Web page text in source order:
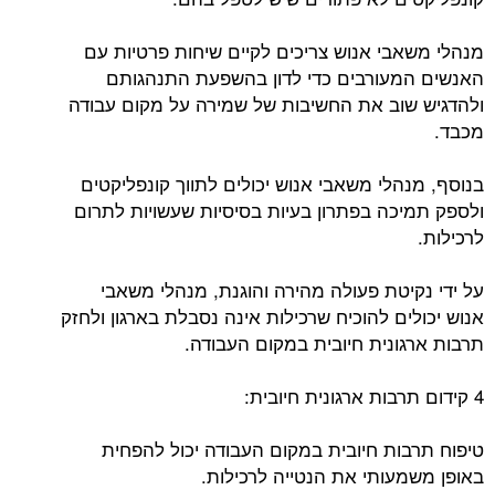
מנהלי משאבי אנוש צריכים לקיים שיחות פרטיות עם
האנשים המעורבים כדי לדון בהשפעת התנהגותם
ולהדגיש שוב את החשיבות של שמירה על מקום עבודה
מכבד.
בנוסף, מנהלי משאבי אנוש יכולים לתווך קונפליקטים
ולספק תמיכה בפתרון בעיות בסיסיות שעשויות לתרום
לרכילות.
על ידי נקיטת פעולה מהירה והוגנת, מנהלי משאבי
אנוש יכולים להוכיח שרכילות אינה נסבלת בארגון ולחזק
תרבות ארגונית חיובית במקום העבודה.
4 קידום תרבות ארגונית חיובית:
טיפוח תרבות חיובית במקום העבודה יכול להפחית
באופן משמעותי את הנטייה לרכילות.